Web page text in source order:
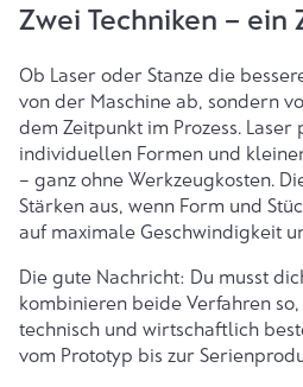
Zwei Techniken – ein
Ob Laser oder Stanze die
von der Maschine ab, sondern
dem Zeitpunkt im Prozess.
individuellen Formen und
– ganz ohne Werkzeugkosten.
Stärken aus, wenn Form und
auf maximale Geschwindigkeit
Die gute Nachricht: Du musst
kombinieren beide Verfahren
technisch und wirtschaftlich
vom Prototyp bis zur